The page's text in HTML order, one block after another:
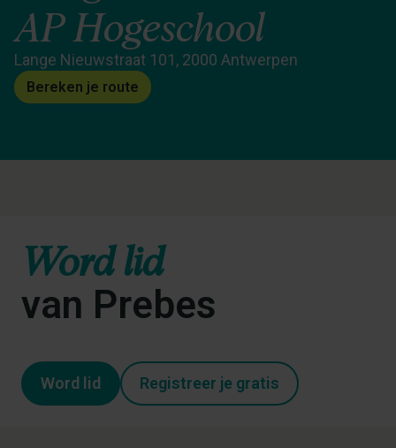
AP Hogeschool
Lange Nieuwstraat 101, 2000 Antwerpen
Bereken je route
Word lid
van Prebes
Word lid Registreer je gratis